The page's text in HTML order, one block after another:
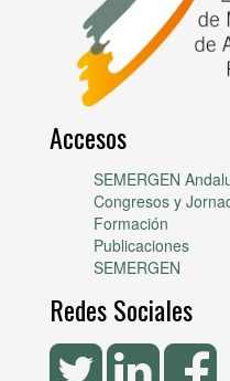
Accesos
SEMERGEN
Congresos y
Formación
Publicaciones
SEMERGEN
Redes Sociales